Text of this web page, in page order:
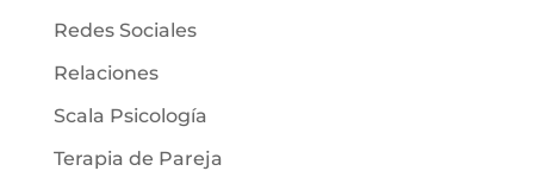
Redes Sociales
Relaciones
Scala Psicología
Terapia de Pareja